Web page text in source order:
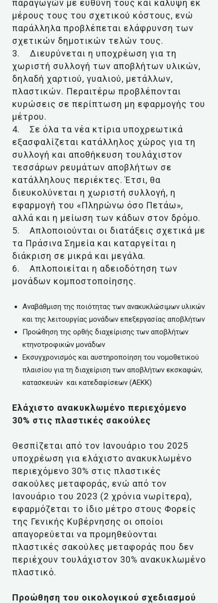
παραγωγών με ευθύνη τους και κάλυψη εκ
μέρους τους του σχετικού κόστους, ενώ
παράλληλα προβλέπεται ελάφρυνση των
σχετικών δημοτικών τελών τους.
3. Διευρύνεται η υποχρέωση για τη
χωριστή συλλογή των αποβλήτων υλικών,
δηλαδή χαρτιού, γυαλιού, μετάλλων,
πλαστικών. Περαιτέρω προβλέπονται
κυρώσεις σε περίπτωση μη εφαρμογής του
μέτρου.
4. Σε όλα τα νέα κτίρια υποχρεωτικά
εξασφαλίζεται κατάλληλος χώρος για τη
συλλογή και αποθήκευση τουλάχιστον
τεσσάρων ρευμάτων αποβλήτων σε
κατάλληλους περιέκτες. Έτσι, θα
διευκολύνεται η χωριστή συλλογή, η
εφαρμογή του «Πληρώνω όσο Πετάω»,
αλλά και η μείωση των κάδων στον δρόμο.
5. Απλοποιούνται οι διατάξεις σχετικά με
τα Πράσινα Σημεία και καταργείται η
διάκριση σε μικρά και μεγάλα.
6. Απλοποιείται η αδειοδότηση των
μονάδων κομποστοποίησης.
Αναβάθμιση της ποιότητας των ανακυκλώσιμων υλικών
και της λειτουργίας μονάδων επεξεργασίας αποβλήτων
Προώθηση της ορθής διαχείρισης των αποβλήτων
κτηνοτροφικών μονάδων
Εκσυγχρονισμός και αυστηροποίηση του νομοθετικού
πλαισίου για τη διαχείριση των αποβλήτων εκσκαφών,
κατασκευών και κατεδαφίσεων (ΑΕΚΚ)
Ελάχιστο ανακυκλωμένο περιεχόμενο
30% στις πλαστικές σακούλες
Θεσπίζεται από τον Ιανουάριο του 2025
υποχρέωση για ελάχιστο ανακυκλωμένο
περιεχόμενο 30% στις πλαστικές
σακούλες μεταφοράς, ενώ από τον
Ιανουάριο του 2023 (2 χρόνια νωρίτερα),
εφαρμόζεται το ίδιο μέτρο στους Φορείς
της Γενικής Κυβέρνησης οι οποίοι
απαγορεύεται να προμηθεύονται
πλαστικές σακούλες μεταφοράς που δεν
περιέχουν τουλάχιστον 30% ανακυκλωμένο
πλαστικό.
Προώθηση του οικολογικού σχεδιασμού